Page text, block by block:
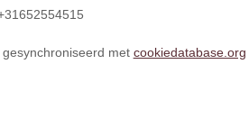
met cookiedatabase.org